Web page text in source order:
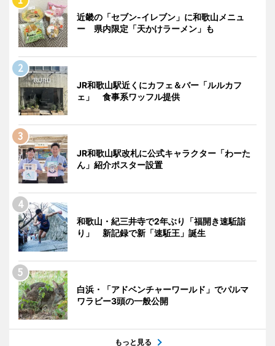
近畿の「セブン-イレブン」に和歌山メニュ
ー 県内限定「天かけラーメン」も
JR和歌山駅近くにカフェ＆バー「ルルカフ
ェ」 食事系ワッフル提供
JR和歌山駅改札に公式キャラクター「わーた
ん」紹介ポスター設置
和歌山・紀三井寺で2年ぶり「福開き速駈詣
り」 新記録で新「速駈王」誕生
白浜・「アドベンチャーワールド」でパルマ
ワラビー3頭の一般公開
もっと見る